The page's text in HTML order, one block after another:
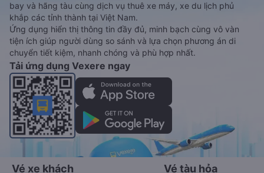
bay và hãng tàu cùng dịch vụ thuê xe máy, xe du lịch phủ
khắp các tỉnh thành tại Việt Nam.
Ứng dụng hiển thị thông tin đầy đủ, minh bạch cùng vô vàn
tiện ích giúp người dùng so sánh và lựa chọn phương án di
chuyển tiết kiệm, nhanh chóng và phù hợp nhất.
Tải ứng dụng Vexere ngay
Vé xe khách Vé tàu hỏa